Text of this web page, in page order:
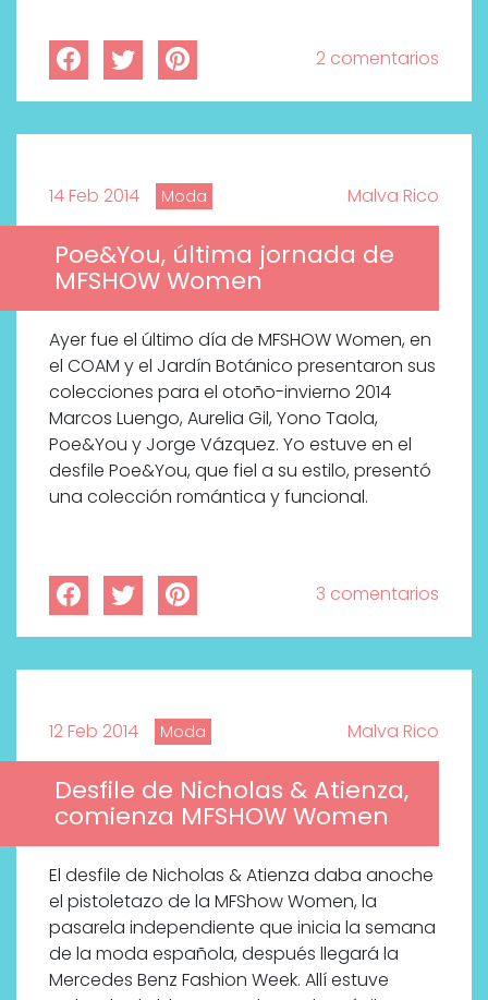
2 comentarios
14 Feb 2014 Moda Malva Rico
Poe&You, última jornada de
MFSHOW Women
Ayer fue el último día de MFSHOW Women, en
el COAM y el Jardín Botánico presentaron sus
colecciones para el otoño-invierno 2014
Marcos Luengo, Aurelia Gil, Yono Taola,
Poe&You y Jorge Vázquez. Yo estuve en el
desfile Poe&You, que fiel a su estilo, presentó
una colección romántica y funcional.
3 comentarios
12 Feb 2014 Moda Malva Rico
Desfile de Nicholas & Atienza,
comienza MFSHOW Women
El desfile de Nicholas & Atienza daba anoche
el pistoletazo de la MFShow Women, la
pasarela independiente que inicia la semana
de la moda española, después llegará la
Mercedes Benz Fashion Week. Allí estuve